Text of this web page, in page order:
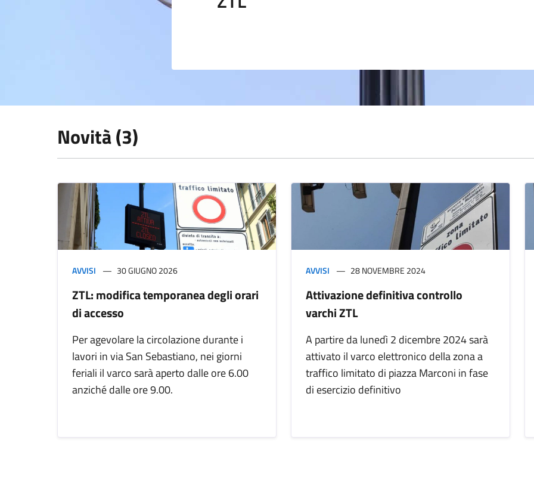
Novità (3)
AVVISI 30 GIUGNO 2026
ZTL: modifica temporanea degli orari
di accesso
Per agevolare la circolazione durante i
lavori in via San Sebastiano, nei giorni
feriali il varco sarà aperto dalle ore 6.00
anziché dalle ore 9.00.
AVVISI 28 NOVEMBRE 2024
Attivazione definitiva controllo
varchi ZTL
A partire da lunedì 2 dicembre 2024 sarà
attivato il varco elettronico della zona a
traffico limitato di piazza Marconi in fase
di esercizio definitivo